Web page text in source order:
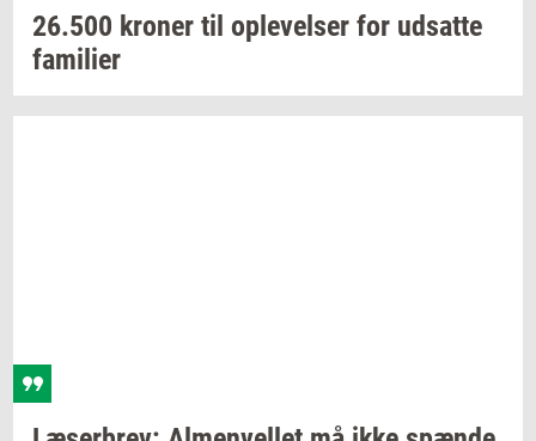
26.500 kro­ner til op­le­vel­ser for ud­sat­te
fa­mi­li­er